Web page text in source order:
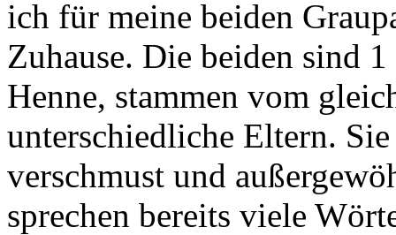
ich für meine beiden
Zuhause. Die beiden sind
Henne, stammen vom
unterschiedliche Eltern.
verschmust und
sprechen bereits viele